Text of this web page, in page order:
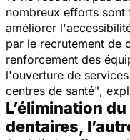
nombreux efforts
améliorer
par le recrutement de
renforcement des
l'ouverture de
centres de santé",
L’élimination
dentaires,